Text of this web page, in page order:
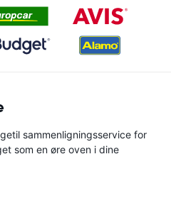
sammenligningsservice for
som en øre oven i dine